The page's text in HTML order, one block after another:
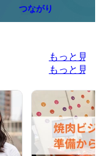
つながり
もっと見る
もっと見る